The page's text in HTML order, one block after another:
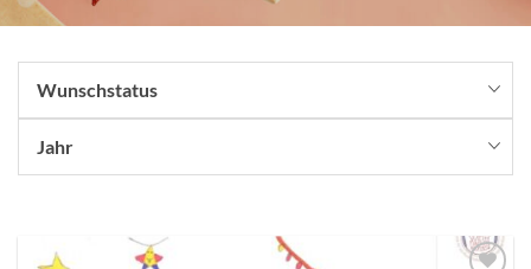
Wunschstatus
Jahr